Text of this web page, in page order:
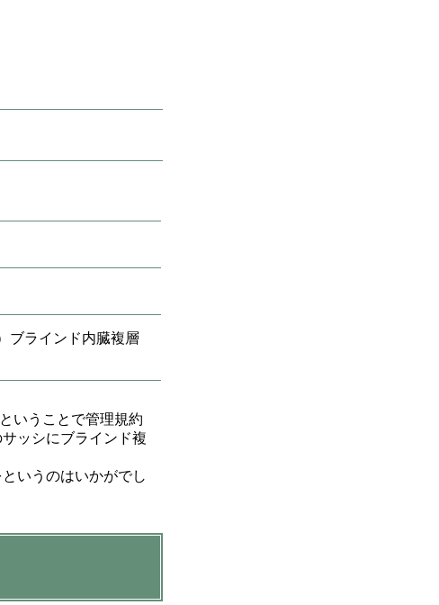
ブラインド内臓複層
いうことで管理規約
ッシにブラインド複
いうのはいかがでし